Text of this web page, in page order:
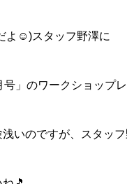
よ☺️)スタッフ野澤に
号」のワークショップ
いのですが、スタッ